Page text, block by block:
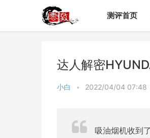
测评首页
达人解密
小白 • 2022/04/04 07:48
吸油烟机收到